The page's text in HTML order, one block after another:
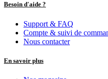
Besoin d'aide ?
Support & FAQ
Compte & suivi de
Nous contacter
En savoir plus